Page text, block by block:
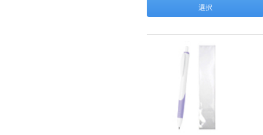
選択